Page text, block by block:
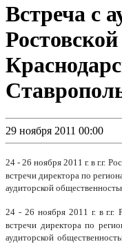
Встреча с
29 ноября 2011 00:00
24 - 26 ноября 2011 г. в г.г.
встречи директора по
аудиторской
24 - 26 ноября 2011 г. в г.г.
встречи директора по
аудиторской